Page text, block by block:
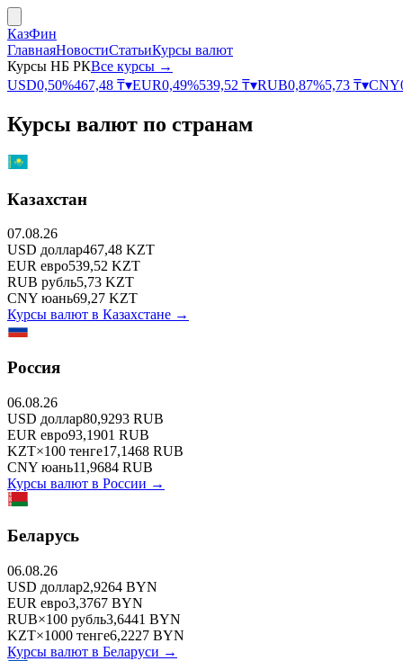
КазФин
ГлавнаяНовостиСтатьиКурсы валют
Курсы НБ РКВсе курсы →
USD0,50%467,48 ₸▾EUR0,49%539,52 ₸▾RUB0,87%5,73 ₸▾CNY
Курсы валют по странам
Казахстан
07.08.26
USD доллар467,48 KZT
EUR евро539,52 KZT
RUB рубль5,73 KZT
CNY юань69,27 KZT
Курсы валют в Казахстане →
Россия
06.08.26
USD доллар80,9293 RUB
EUR евро93,1901 RUB
KZT×100 тенге17,1468 RUB
CNY юань11,9684 RUB
Курсы валют в России →
Беларусь
06.08.26
USD доллар2,9264 BYN
EUR евро3,3767 BYN
RUB×100 рубль3,6441 BYN
KZT×1000 тенге6,2227 BYN
Курсы валют в Беларуси →